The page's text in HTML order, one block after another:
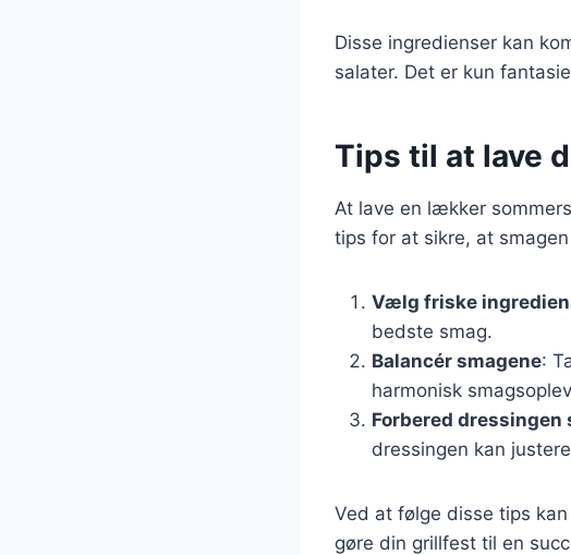
Disse ingredienser kan
salater. Det er kun
Tips til at lave
At lave en lækker
tips for at sikre, at
Vælg friske
bedste smag.
Balancér smagene:
harmonisk
Forbered dressingen
dressingen kan
Ved at følge disse tips
gøre din grillfest til en